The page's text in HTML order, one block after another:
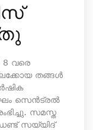
8 വരെ
തങ്ങള്‍
സെന്‍ട്രല്‍
സമസ്ത
സയ്യിദ്